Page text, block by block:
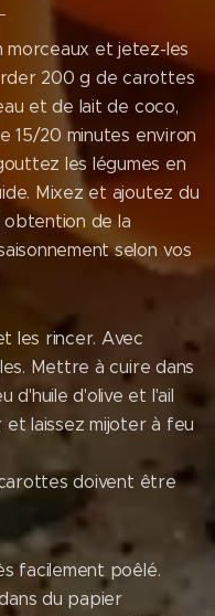
morceaux et jetez-les
200 g de carottes
et de lait de coco,
15/20 minutes environ
les légumes en
Mixez et ajoutez du
obtention de la
selon vos
les rincer. Avec
Mettre à cuire dans
d'huile d'olive et l'ail
et laissez mijoter à feu
carottes doivent être
facilement poêlé.
du papier